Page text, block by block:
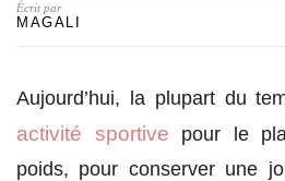
Écrit par
MAGALI
Aujourd’hui, la plupart du
activité sportive pour le
poids, pour conserver une